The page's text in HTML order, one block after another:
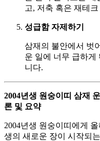
고, 저축 혹은 재테
성급함 자제하기
삼재의 불안에서 벗
운 일에 너무 급하게
니다.
2004년생 원숭이띠 삼재
론 및 요약
2004년생 원숭이띠에게
생의 새로운 장이 시작되